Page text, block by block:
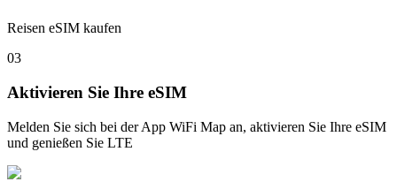
Reisen eSIM kaufen
03
Aktivieren Sie Ihre eSIM
Melden Sie sich bei der App WiFi Map an, aktivieren Sie Ihre eSIM
und genießen Sie LTE